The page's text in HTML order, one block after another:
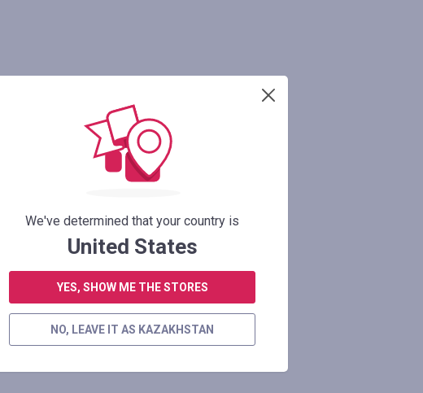
We've determined that your country is
United States
YES, SHOW ME THE STORES
NO, LEAVE IT AS KAZAKHSTAN